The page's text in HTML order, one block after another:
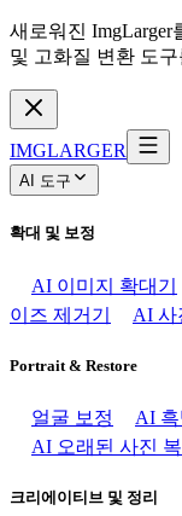
새로워진
및 고화질 변환 도
IMGLARGER
AI 도구
확대 및 보정
AI 이미지 확대기
이즈 제거기
AI 사
Portrait & Restore
얼굴 보정 AI
AI 오래된 사진
크리에이티브 및 정리